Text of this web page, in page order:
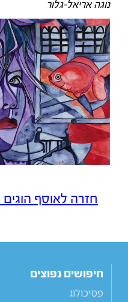
נוגה אריאל-גלור
חזרה לאוסף הוגים
חיפושים נפוצים
פסיכולוג